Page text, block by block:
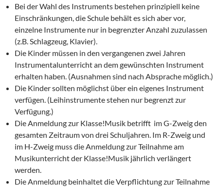
Bei der Wahl des Instruments bestehen prinzipiell keine
Einschränkungen, die Schule behält es sich aber vor,
einzelne Instrumente nur in begrenzter Anzahl zuzulassen
(z.B. Schlagzeug, Klavier).
Die Kinder müssen in den vergangenen zwei Jahren
Instrumentalunterricht an dem gewünschten Instrument
erhalten haben. (Ausnahmen sind nach Absprache möglich.)
Die Kinder sollten möglichst über ein eigenes Instrument
verfügen. (Leihinstrumente stehen nur begrenzt zur
Verfügung.)
Die Anmeldung zur Klasse!Musik betrifft im G-Zweig den
gesamten Zeitraum von drei Schuljahren. Im R-Zweig und
im H-Zweig muss die Anmeldung zur Teilnahme am
Musikunterricht der Klasse!Musik jährlich verlängert
werden.
Die Anmeldung beinhaltet die Verpflichtung zur Teilnahme